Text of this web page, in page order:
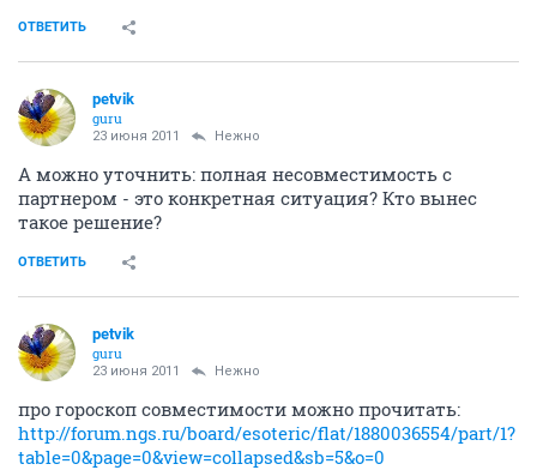
ОТВЕТИТЬ
petvik
guru
23 июня 2011 Нежно
А можно уточнить: полная несовместимость с
партнером - это конкретная ситуация? Кто вынес
такое решение?
ОТВЕТИТЬ
petvik
guru
23 июня 2011 Нежно
про гороскоп совместимости можно прочитать:
http://forum.ngs.ru/board/esoteric/flat/1880036554/part/1?
table=0&page=0&view=collapsed&sb=5&o=0